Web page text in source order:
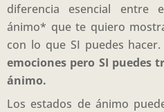
diferencia esencial entre
ánimo* que te quiero
con lo que SI puedes hacer.
emociones pero SI puedes
ánimo.
Los estados de ánimo